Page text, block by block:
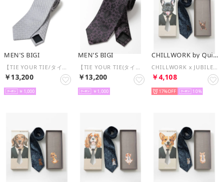
MEN'S BIGI
【TIE YOUR TIE/タイユアタイ】ジオメトリック柄ネクタイ （シルバー）
￥13,200
￥1,000
MEN'S BIGI
【TIE YOUR TIE(タイユアタイ)】シャドーフラワー柄ネクタイ （ボルドー）
￥13,200
￥1,000
CHILLWORK by Quit Running
CHILLWORK x JUBILEE ドッグデザイン ウォッシャブルネクタイ ギフトボックス入り （その他5）
￥4,108
17% 10